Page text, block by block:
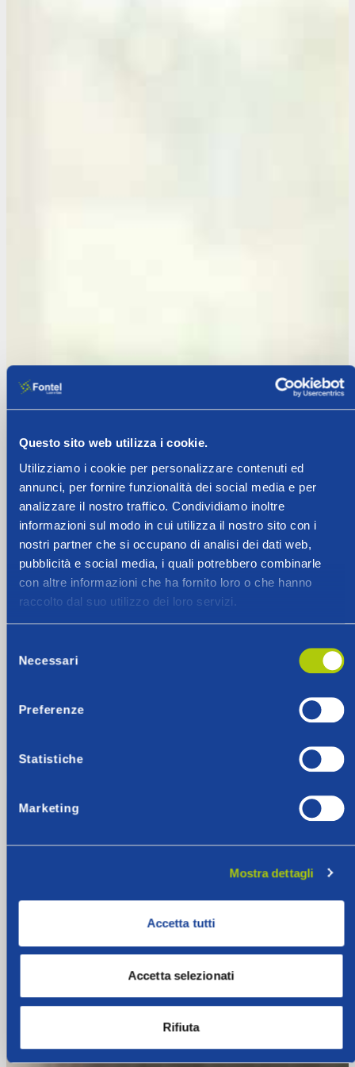
Questo sito web utilizza i cookie.
Utilizziamo i cookie per personalizzare contenuti ed
annunci, per fornire funzionalità dei social media e per
analizzare il nostro traffico. Condividiamo inoltre
informazioni sul modo in cui utilizza il nostro sito con i
nostri partner che si occupano di analisi dei dati web,
pubblicità e social media, i quali potrebbero combinarle
con altre informazioni che ha fornito loro o che hanno
raccolto dal suo utilizzo dei loro servizi.
delNecessari
Preferenze
Statistiche
Marketing
Mostra dettagli
Accetta tutti
Accetta selezionati
Rifiuta